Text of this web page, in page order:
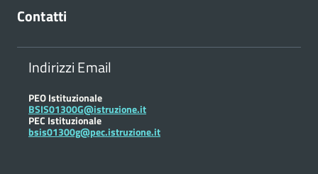
Contatti
Indirizzi Email
PEO Istituzionale
BSIS01300G@istruzione.it
PEC Istituzionale
bsis01300g@pec.istruzione.it